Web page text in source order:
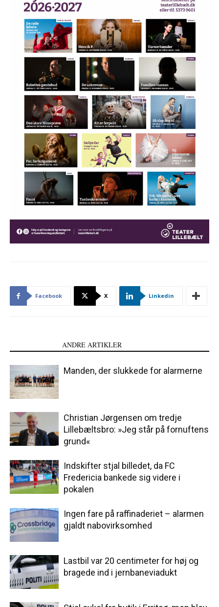
Facebook X Linkedin
ANDRE ARTIKLER
Manden, der slukkede for alarmerne
Christian Jørgensen om tredje
Lillebæltsbro: »Jeg står på fornuftens
grund«
Indskifter stjal billedet, da FC
Fredericia bankede sig videre i
pokalen
Ingen fare på raffinaderiet – alarmen
gjaldt nabovirksomhed
Lastbil var 20 centimeter for høj og
bragede ind i jernbaneviadukt